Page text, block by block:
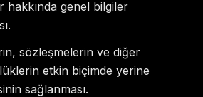
hakkında genel bilgiler
sözleşmelerin ve diğer
etkin biçimde yerine
sağlanması.